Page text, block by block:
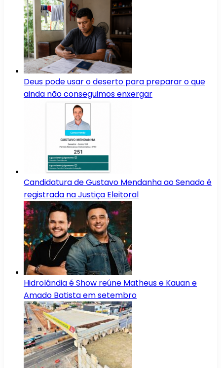
Deus pode usar o deserto para preparar o que
ainda não conseguimos enxergar
Candidatura de Gustavo Mendanha ao Senado é
registrada na Justiça Eleitoral
Hidrolândia é Show reúne Matheus e Kauan e
Amado Batista em setembro